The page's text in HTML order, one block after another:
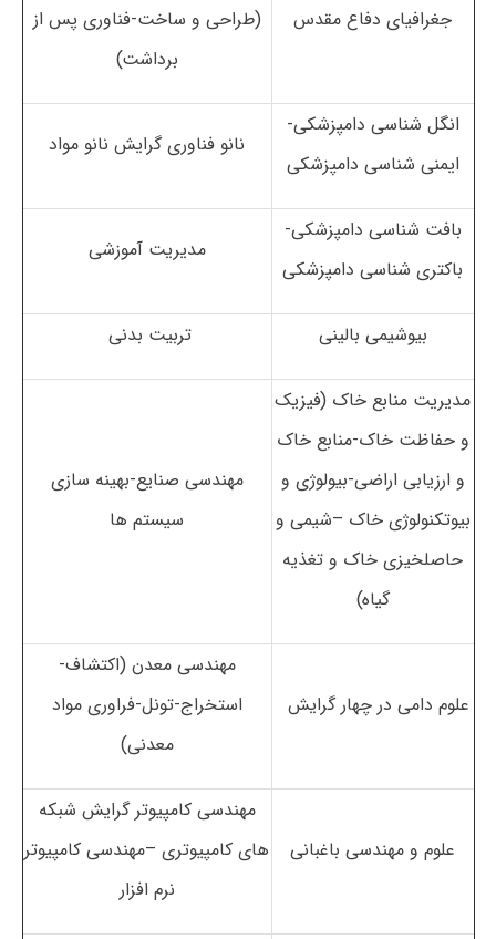
جغرافیای دفاع مقدس
(طراحی و ساخت-فناوری پس از
برداشت)
انگل شناسی دامپزشکی-
ایمنی شناسی دامپزشکی
نانو فناوری گرایش نانو مواد
بافت شناسی دامپزشکی-
باکتری شناسی دامپزشکی
مدیریت آموزشی
بیوشیمی بالینی تربیت بدنی
مدیریت منابع خاک (فیزیک
و حفاظت خاک-منابع خاک
و ارزیابی اراضی-بیولوژی و
بیوتکنولوژی خاک –شیمی و
حاصلخیزی خاک و تغذیه
گیاه)
مهندسی صنایع-بهینه سازی
سیستم ها
علوم دامی در چهار گرایش
مهندسی معدن (اکتشاف-
استخراج-تونل-فراوری مواد
معدنی)
علوم و مهندسی باغبانی
مهندسی کامپیوتر گرایش شبکه
های کامپیوتری –مهندسی کامپیوتر
نرم افزار